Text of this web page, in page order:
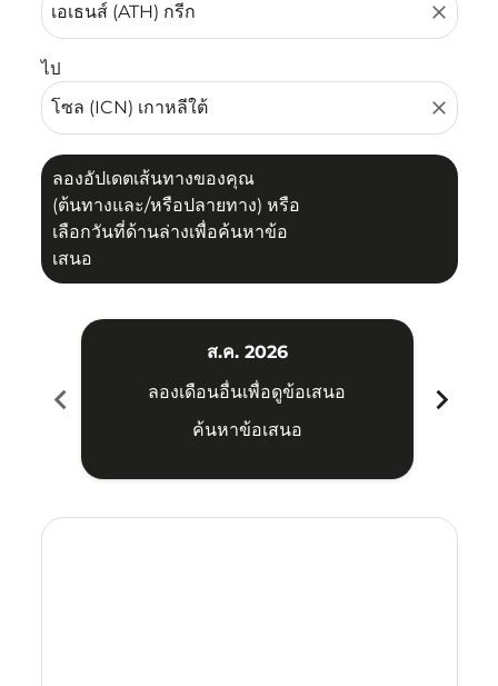
close
ไป
close
ลองอัปเดตเส้นทางของคุณ
(ต้นทางและ/หรือปลายทาง) หรือ
เลือกวันที่ด้านล่างเพื่อค้นหาข้อ
เสนอ
chevron_left
ส.ค. 2026
ลองเดือนอื่นเพื่อดูข้อเสนอ
ค้นหาข้อเสนอ
chevron_right